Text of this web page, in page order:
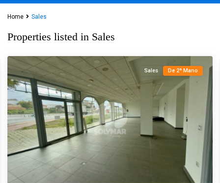
Home Sales
Properties listed in Sales
Nuevas
Vélez-
Sales De 2ª Mano